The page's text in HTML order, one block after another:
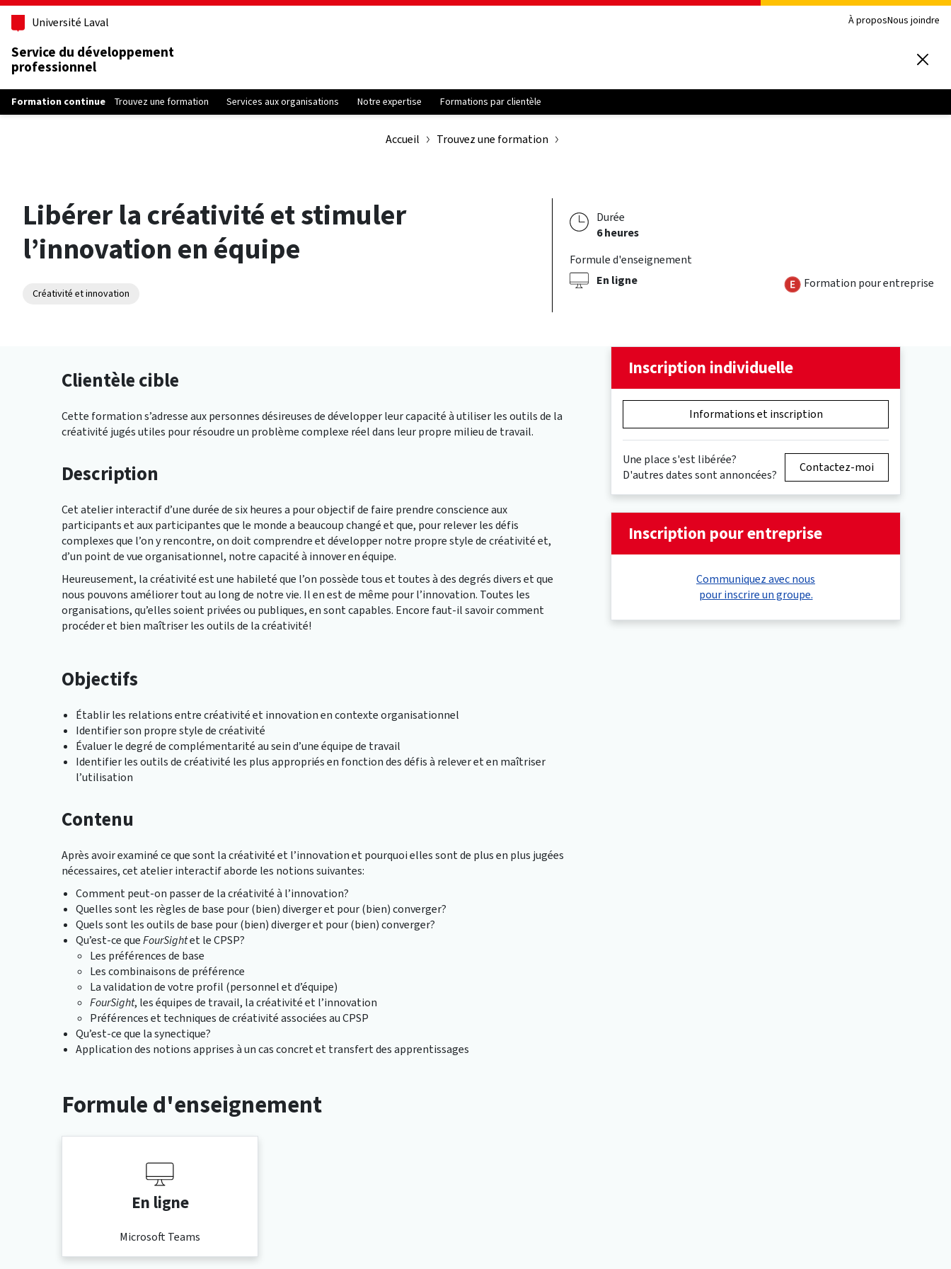
Aller au contenu principal
Université Laval
À proposNous joindre
Service du développement
professionnel
Formation continue Trouvez une formation Services aux organisations Notre expertise Formations par clientèle
Accueil Trouvez une formation
Libérer la créativité et stimuler
l’innovation en équipe
Créativité et innovation
Durée
6 heures
Formule d'enseignement
En ligne
Formation pour entreprise
Clientèle cible
Cette formation s’adresse aux personnes désireuses de développer leur capacité à utiliser les outils de la
créativité jugés utiles pour résoudre un problème complexe réel dans leur propre milieu de travail.
Description
Cet atelier interactif d’une durée de six heures a pour objectif de faire prendre conscience aux
participants et aux participantes que le monde a beaucoup changé et que, pour relever les défis
complexes que l’on y rencontre, on doit comprendre et développer notre propre style de créativité et,
d’un point de vue organisationnel, notre capacité à innover en équipe.
Heureusement, la créativité est une habileté que l’on possède tous et toutes à des degrés divers et que
nous pouvons améliorer tout au long de notre vie. Il en est de même pour l’innovation. Toutes les
organisations, qu’elles soient privées ou publiques, en sont capables. Encore faut-il savoir comment
procéder et bien maîtriser les outils de la créativité!
Objectifs
Établir les relations entre créativité et innovation en contexte organisationnel
Identifier son propre style de créativité
Évaluer le degré de complémentarité au sein d’une équipe de travail
Identifier les outils de créativité les plus appropriés en fonction des défis à relever et en maîtriser
l’utilisation
Contenu
Après avoir examiné ce que sont la créativité et l’innovation et pourquoi elles sont de plus en plus jugées
nécessaires, cet atelier interactif aborde les notions suivantes:
Comment peut-on passer de la créativité à l’innovation?
Quelles sont les règles de base pour (bien) diverger et pour (bien) converger?
Quels sont les outils de base pour (bien) diverger et pour (bien) converger?
Qu’est-ce queFourSightet le CPSP?
Les préférences de base
Les combinaisons de préférence
La validation de votre profil (personnel et d’équipe)
FourSight, les équipes de travail, la créativité et l’innovation
Préférences et techniques de créativité associées au CPSP
Qu’est-ce que la synectique?
Application des notions apprises à un cas concret et transfert des apprentissages
Formule d'enseignement
En ligne
Microsoft Teams
Inscription individuelle
Informations et inscription
Une place s'est libérée?
D'autres dates sont annoncées?
Contactez-moi
Inscription pour entreprise
Communiquez avec nous
pour inscrire un groupe.